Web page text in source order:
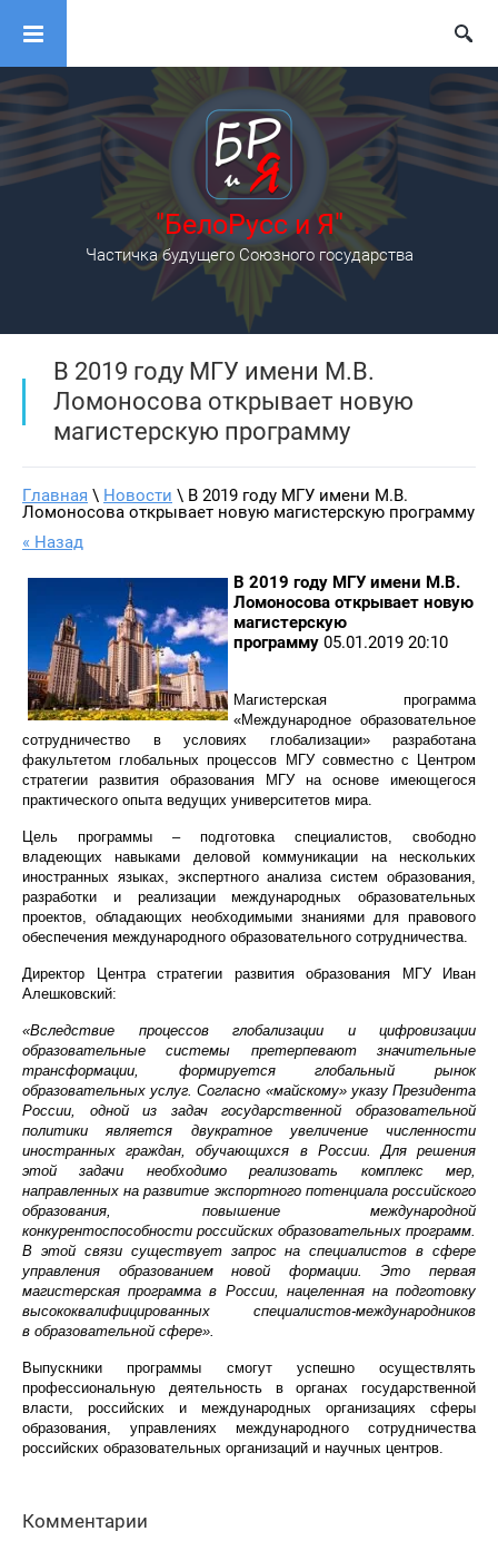
"БелоРусс и Я"
Частичка будущего Союзного государства
В 2019 году МГУ имени М.В.
Ломоносова открывает новую
магистерскую программу
Главная \ Новости \ В 2019 году МГУ имени М.В.
Ломоносова открывает новую магистерскую программу
« Назад
В 2019 году МГУ имени М.В.
Ломоносова открывает новую
магистерскую
программу 05.01.2019 20:10
Магистерская программа
«Международное образовательное
сотрудничество в условиях глобализации» разработана
факультетом глобальных процессов МГУ совместно с Центром
стратегии развития образования МГУ на основе имеющегося
практического опыта ведущих университетов мира.
Цель программы – подготовка специалистов, свободно
владеющих навыками деловой коммуникации на нескольких
иностранных языках, экспертного анализа систем образования,
разработки и реализации международных образовательных
проектов, обладающих необходимыми знаниями для правового
обеспечения международного образовательного сотрудничества.
Директор Центра стратегии развития образования МГУ Иван
Алешковский:
«Вследствие процессов глобализации и цифровизации
образовательные системы претерпевают значительные
трансформации, формируется глобальный рынок
образовательных услуг. Согласно «майскому» указу Президента
России, одной из задач государственной образовательной
политики является двукратное увеличение численности
иностранных граждан, обучающихся в России. Для решения
этой задачи необходимо реализовать комплекс мер,
направленных на развитие экспортного потенциала российского
образования, повышение международной
конкурентоспособности российских образовательных программ.
В этой связи существует запрос на специалистов в сфере
управления образованием новой формации. Это первая
магистерская программа в России, нацеленная на подготовку
высококвалифицированных специалистов-международников
в образовательной сфере».
Выпускники программы смогут успешно осуществлять
профессиональную деятельность в органах государственной
власти, российских и международных организациях сферы
образования, управлениях международного сотрудничества
российских образовательных организаций и научных центров.
Комментарии